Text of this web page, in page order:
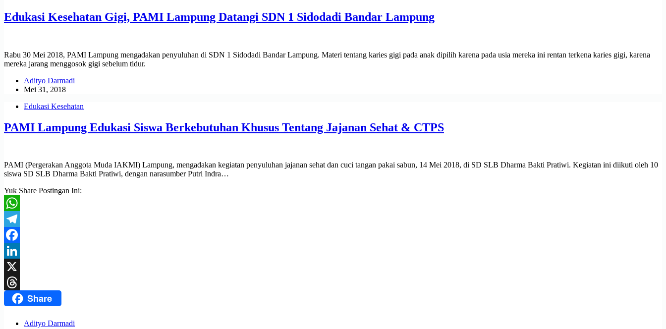
Edukasi Kesehatan Gigi, PAMI Lampung Datangi SDN 1 Sidodadi Bandar Lampung
Rabu 30 Mei 2018, PAMI Lampung mengadakan penyuluhan di SDN 1 Sidodadi Bandar Lampung. Materi tentang karies gigi pada anak dipilih karena pada usia mereka ini rentan terkena karies gigi, karena
mereka jarang menggosok gigi sebelum tidur.
Adityo Darmadi
Mei 31, 2018
Edukasi Kesehatan
PAMI Lampung Edukasi Siswa Berkebutuhan Khusus Tentang Jajanan Sehat & CTPS
PAMI (Pergerakan Anggota Muda IAKMI) Lampung, mengadakan kegiatan penyuluhan jajanan sehat dan cuci tangan pakai sabun, 14 Mei 2018, di SD SLB Dharma Bakti Pratiwi. Kegiatan ini diikuti oleh 10
siswa SD SLB Dharma Bakti Pratiwi, dengan narasumber Putri Indra…
Yuk Share Postingan Ini:
WhatsApp
Telegram
Facebook
LinkedIn
X
ThreadsShare
Adityo Darmadi